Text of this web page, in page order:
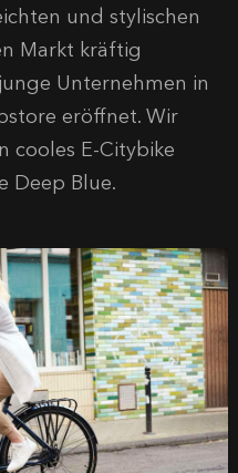
und stylischen
Markt kräftig
Unternehmen in
eröffnet. Wir
cooles E-Citybike
Deep Blue.